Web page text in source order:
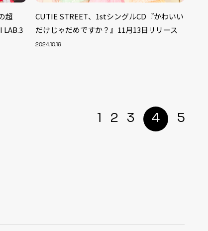
超
LAB.3
CUTIE STREET、1stシングルCD『かわいい
だけじゃだめですか？』11月13日リリース
2024.10.16
1 2 3 4 5